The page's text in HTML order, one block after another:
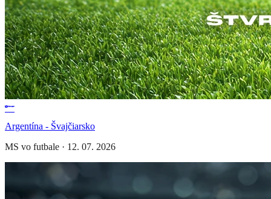
Argentína - Švajčiarsko
MS vo futbale · 12. 07. 2026